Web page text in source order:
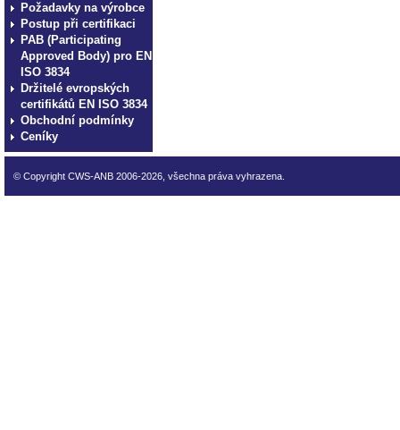
Požadavky na výrobce
Postup při certifikaci
PAB (Participating
Approved Body) pro EN
ISO 3834
Držitelé evropských
certifikátů EN ISO 3834
Obchodní podmínky
Ceníky
© Copyright CWS-ANB 2006-2026, všechna práva vyhrazena.